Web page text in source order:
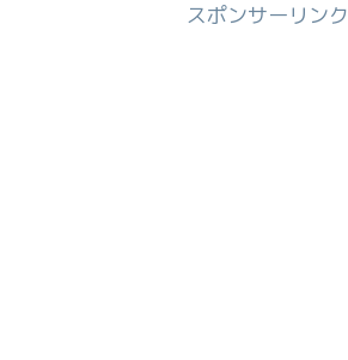
スポンサーリンク